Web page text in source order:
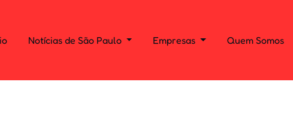
Notícias de São Paulo Empresas Quem Somos